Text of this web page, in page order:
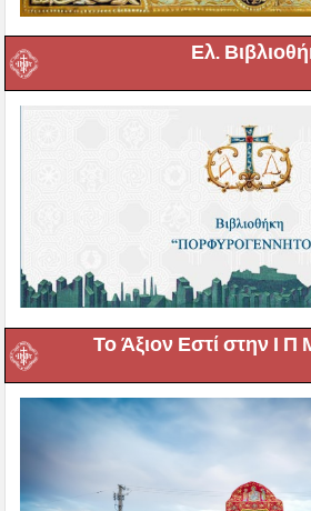
Ελ.
Το Άξιον Εστί στην Ι